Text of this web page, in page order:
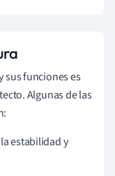
sus funciones es
Algunas de las
estabilidad y